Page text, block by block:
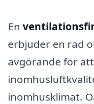
En
erbjuder en rad
avgörande för
inomhusklimat.